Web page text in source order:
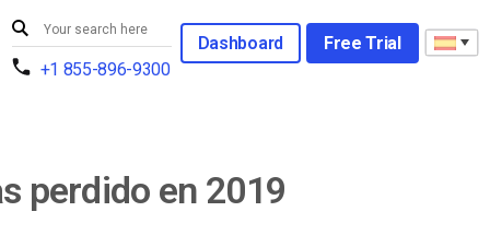
+1 855-896-9300
Dashboard Free Trial
perdido en 2019